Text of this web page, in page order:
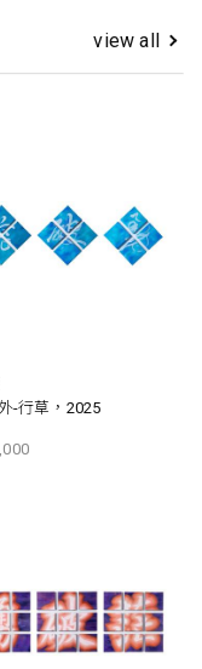
view all
-行草，2025